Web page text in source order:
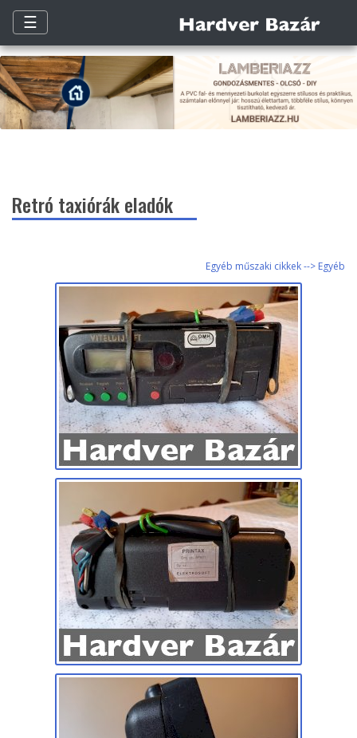
☰
Retró taxiórák eladók
Egyéb műszaki cikkek --> Egyéb